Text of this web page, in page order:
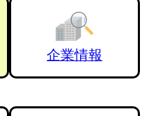
企業情報